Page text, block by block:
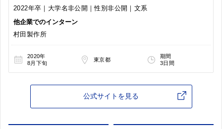
2022年卒｜大学名非公開｜性別非公開｜文系
他企業でのインターン
村田製作所
2020年
8月下旬
東京都
期間
3日間
公式サイトを見る